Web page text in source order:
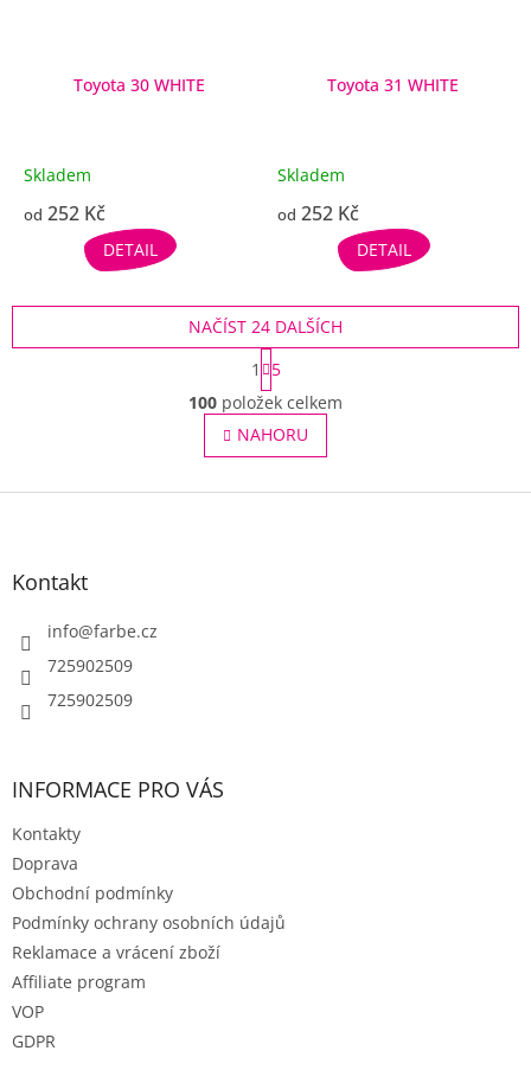
Toyota 30 WHITE
Skladem
od 252 Kč
DETAIL
Toyota 31 WHITE
Skladem
od 252 Kč
DETAIL
O
v
l
á
a
NAČÍST 24 DALŠÍCH
S
t
r
á
n
k
v
1
5
100 položek celkem
NAHORU
Z
Kontakt
info@farbe.cz
725902509
725902509
INFORMACE PRO VÁS
Kontakty
Doprava
Obchodní podmínky
Podmínky ochrany osobních údajů
Reklamace a vrácení zboží
Affiliate program
VOP
GDPR